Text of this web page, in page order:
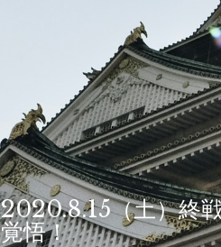
2020.8.15（土）終
覚悟！